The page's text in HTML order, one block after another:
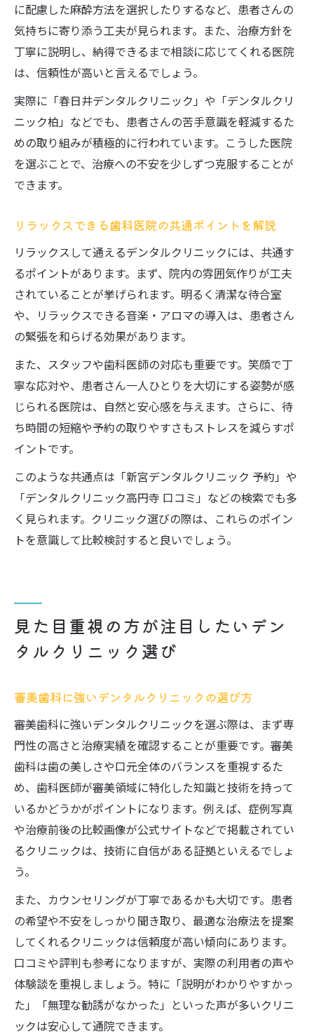
に配慮した麻酔方法を選択したりするなど、患者さんの
気持ちに寄り添う工夫が見られます。また、治療方針を
丁寧に説明し、納得できるまで相談に応じてくれる医院
は、信頼性が高いと言えるでしょう。
実際に「春日井デンタルクリニック」や「デンタルクリ
ニック柏」などでも、患者さんの苦手意識を軽減するた
めの取り組みが積極的に行われています。こうした医院
を選ぶことで、治療への不安を少しずつ克服することが
できます。
リラックスできる歯科医院の共通ポイントを解説
リラックスして通えるデンタルクリニックには、共通す
るポイントがあります。まず、院内の雰囲気作りが工夫
されていることが挙げられます。明るく清潔な待合室
や、リラックスできる音楽・アロマの導入は、患者さん
の緊張を和らげる効果があります。
また、スタッフや歯科医師の対応も重要です。笑顔で丁
寧な応対や、患者さん一人ひとりを大切にする姿勢が感
じられる医院は、自然と安心感を与えます。さらに、待
ち時間の短縮や予約の取りやすさもストレスを減らすポ
イントです。
このような共通点は「新宮デンタルクリニック 予約」や
「デンタルクリニック高円寺 口コミ」などの検索でも多
く見られます。クリニック選びの際は、これらのポイン
トを意識して比較検討すると良いでしょう。
見た目重視の方が注目したいデン
タルクリニック選び
審美歯科に強いデンタルクリニックの選び方
審美歯科に強いデンタルクリニックを選ぶ際は、まず専
門性の高さと治療実績を確認することが重要です。審美
歯科は歯の美しさや口元全体のバランスを重視するた
め、歯科医師が審美領域に特化した知識と技術を持って
いるかどうかがポイントになります。例えば、症例写真
や治療前後の比較画像が公式サイトなどで掲載されてい
るクリニックは、技術に自信がある証拠といえるでしょ
う。
また、カウンセリングが丁寧であるかも大切です。患者
の希望や不安をしっかり聞き取り、最適な治療法を提案
してくれるクリニックは信頼度が高い傾向にあります。
口コミや評判も参考になりますが、実際の利用者の声や
体験談を重視しましょう。特に「説明がわかりやすかっ
た」「無理な勧誘がなかった」といった声が多いクリニ
ックは安心して通院できます。